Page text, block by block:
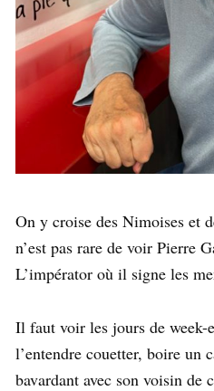
On y croise des Nimoises et
n’est pas rare de voir Pierre
L’impérator où il signe les
Il faut voir les jours de week-
l’entendre couetter, boire un
bavardant avec son voisin de